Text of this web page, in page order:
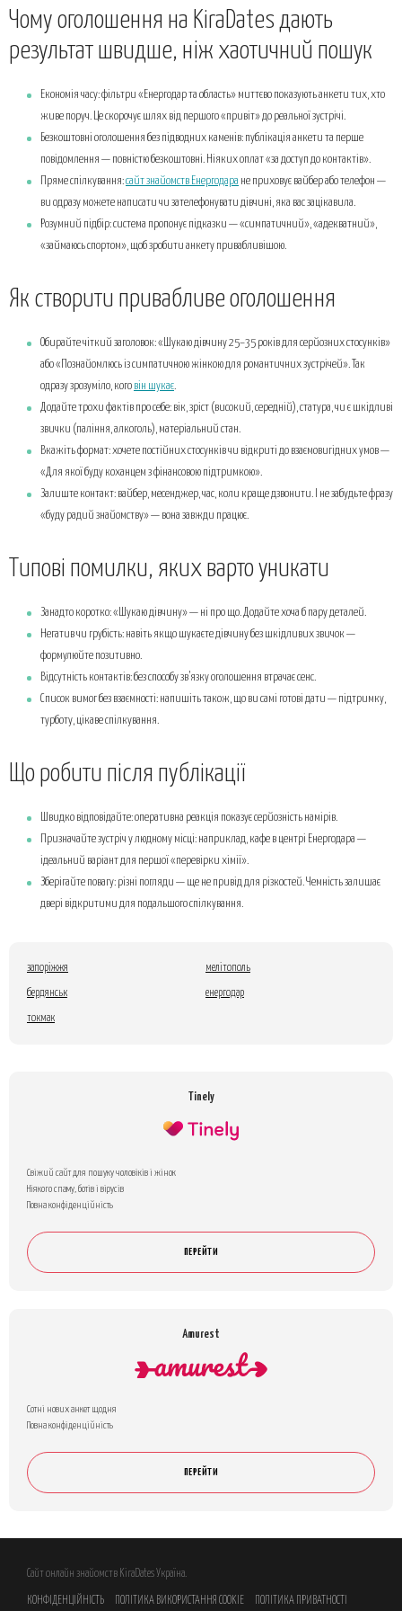
Чому оголошення на KiraDates дають
результат швидше, ніж хаотичний пошук
Економія часу: фільтри «Енергодар та область» миттєво показують анкети тих, хто
живе поруч. Це скорочує шлях від першого «привіт» до реальної зустрічі.
Безкоштовні оголошення без підводних каменів: публікація анкети та перше
повідомлення — повністю безкоштовні. Ніяких оплат «за доступ до контактів».
Пряме спілкування:сайт знайомств Енергодара не приховує вайбер або телефон —
ви одразу можете написати чи зателефонувати дівчині, яка вас зацікавила.
Розумний підбір: система пропонує підказки — «симпатичний», «адекватний»,
«займаюсь спортом», щоб зробити анкету привабливішою.
Як створити привабливе оголошення
Обирайте чіткий заголовок: «Шукаю дівчину 25–35 років для серйозних стосунків»
або «Познайомлюсь із симпатичною жінкою для романтичних зустрічей». Так
одразу зрозуміло, кого він шукає.
Додайте трохи фактів про себе: вік, зріст (високий, середній), статура, чи є шкідливі
звички (паління, алкоголь), матеріальний стан.
Вкажіть формат: хочете постійних стосунків чи відкриті до взаємовигідних умов —
«Для якої буду коханцем з фінансовою підтримкою».
Залиште контакт: вайбер, месенджер, час, коли краще дзвонити. І не забудьте фразу
«буду радий знайомству» — вона завжди працює.
Типові помилки, яких варто уникати
Занадто коротко: «Шукаю дівчину» — ні про що. Додайте хоча б пару деталей.
Негатив чи грубість: навіть якщо шукаєте дівчину без шкідливих звичок —
формулюйте позитивно.
Відсутність контактів: без способу зв’язку оголошення втрачає сенс.
Список вимог без взаємності: напишіть також, що ви самі готові дати — підтримку,
турботу, цікаве спілкування.
Що робити після публікації
Швидко відповідайте: оперативна реакція показує серйозність намірів.
Призначайте зустріч у людному місці: наприклад, кафе в центрі Енергодара —
ідеальний варіант для першої «перевірки хімії».
Зберігайте повагу: різні погляди — ще не привід для різкостей. Чемність залишає
двері відкритими для подальшого спілкування.
запоріжжя мелітополь
бердянськ енергодар
токмак
Tinely
Свіжий сайт для пошуку чоловіків і жінок
Ніякого спаму, ботів і вірусів
Повна конфіденційність
ПЕРЕЙТИ
Amurest
Сотні нових анкет щодня
Повна конфіденційність
ПЕРЕЙТИ
Сайт онлайн знайомств KiraDates Україна.
КОНФІДЕНЦІЙНІСТЬ ПОЛІТИКА ВИКОРИСТАННЯ COOKIE ПОЛІТИКА ПРИВАТНОСТІ